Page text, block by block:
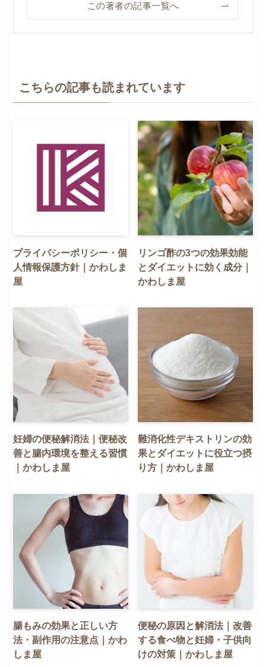
この著者の記事一覧へ
こちらの記事も読まれています
プライバシーポリシー・個
人情報保護方針｜かわしま
屋
リンゴ酢の3つの効果効能
とダイエットに効く成分｜
かわしま屋
妊婦の便秘解消法｜便秘改
善と腸内環境を整える習慣
｜かわしま屋
難消化性デキストリンの効
果とダイエットに役立つ摂
り方｜かわしま屋
腸もみの効果と正しい方
法・副作用の注意点｜かわ
しま屋
便秘の原因と解消法｜改善
する食べ物と妊婦・子供向
けの対策｜かわしま屋